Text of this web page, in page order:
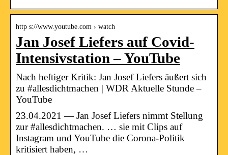
http s://www.youtube.com › watch
Jan Josef Liefers auf Covid-
Intensivstation – YouTube
Nach heftiger Kritik: Jan Josef Liefers äußert sich
zu #allesdichtmachen | WDR Aktuelle Stunde –
YouTube
23.04.2021 — Jan Josef Liefers nimmt Stellung
zur #allesdichtmachen. … sie mit Clips auf
Instagram und YouTube die Corona-Politik
kritisiert haben, …